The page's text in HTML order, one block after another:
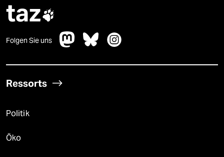
taz
Folgen Sie uns
Ressorts
Politik
Öko